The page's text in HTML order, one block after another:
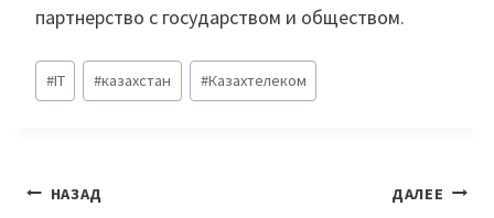
партнерство с государством и обществом.
Метки
записи:
#IT #казахстан #Казахтелеком
Навигация
НАЗАД ДАЛЕЕ